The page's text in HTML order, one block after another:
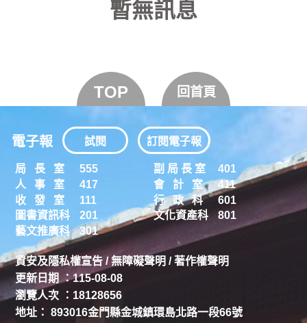
暫無訊息
TOP 回首頁
資安及隱私權宣告 /無障礙聲明 /著作權聲明
更新日期 ：115-08-08
瀏覽人次 ：18128656
地址： 893016金門縣金城鎮環島北路一段66號
局 長 室 555 副 局 長 室
401
人 事 室
417 會 計 室
411
收 發 室
111 行 政 科
601
圖書資訊科
201 文化資產科
801
藝文推廣科
301
電子報 試閱 訂閱電子報